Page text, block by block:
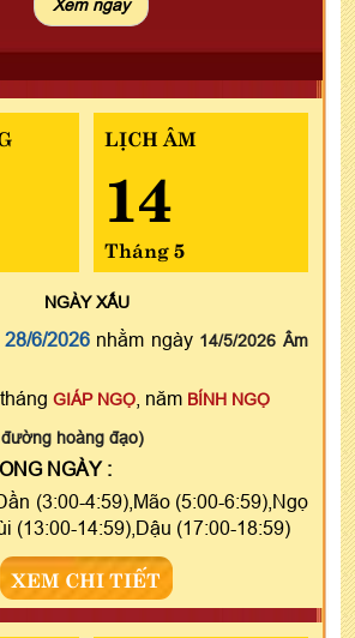
LỊCH ÂM
14
Tháng 5
NGÀYXẤU
6/2026nhằm ngày 14/5/2026 Âm
, tháng GIÁP NGỌ , năm BÍNH NGỌ
hoàng đạo)
NGÀY :
(3:00-4:59),Mão (5:00-6:59),Ngọ
(13:00-14:59),Dậu (17:00-18:59)
XEM CHI TIẾT